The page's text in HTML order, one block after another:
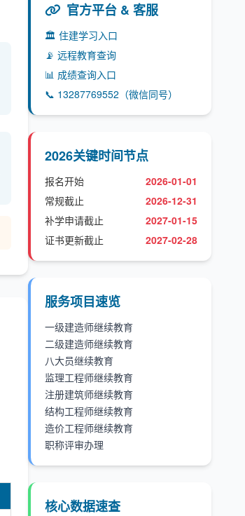
官方平台 & 客服
🏛 住建学习入口
📡 远程教育查询
📊 成绩查询入口
📞 13287769552（微信同号）
2026关键时间节点
报名开始
2026-01-01
常规截止
2026-12-31
补学申请截止
2027-01-15
证书更新截止
2027-02-28
服务项目速览
一级建造师继续教育
二级建造师继续教育
八大员继续教育
监理工程师继续教育
注册建筑师继续教育
结构工程师继续教育
造价工程师继续教育
职称评审办理
核心数据速查